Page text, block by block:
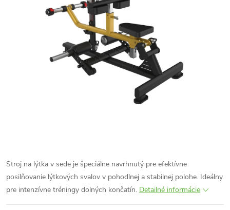
Stroj na lýtka v sede je špeciálne navrhnutý pre efektívne
posilňovanie lýtkových svalov v pohodlnej a stabilnej polohe. Ideálny
pre intenzívne tréningy dolných končatín. Detailné informácie